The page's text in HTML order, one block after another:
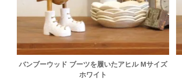
バンブーウッド ブーツを履いたアヒル Mサイズ
ホワイト